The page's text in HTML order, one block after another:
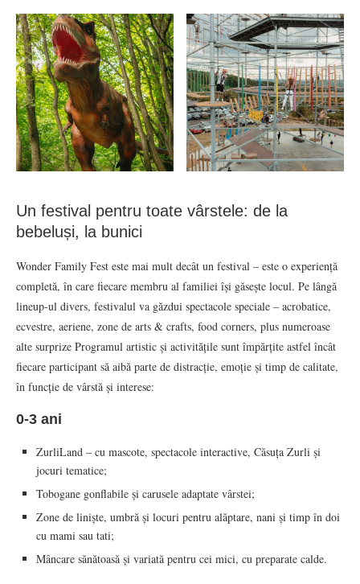
Un festival pentru toate vârstele: de la
bebeluși, la bunici
Wonder Family Fest este mai mult decât un festival – este o experiență
completă, în care fiecare membru al familiei își găsește locul. Pe lângă
lineup-ul divers, festivalul va găzdui spectacole speciale – acrobatice,
ecvestre, aeriene, zone de arts & crafts, food corners, plus numeroase
alte surprize Programul artistic și activitățile sunt împărțite astfel încât
fiecare participant să aibă parte de distracție, emoție și timp de calitate,
în funcție de vârstă și interese:
0-3 ani
ZurliLand – cu mascote, spectacole interactive, Căsuța Zurli și
jocuri tematice;
Tobogane gonflabile și carusele adaptate vârstei;
Zone de liniște, umbră și locuri pentru alăptare, nani și timp în doi
cu mami sau tati;
Mâncare sănătoasă și variată pentru cei mici, cu preparate calde.